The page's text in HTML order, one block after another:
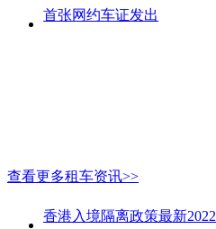
首张网约车证发出
查看更多租车资讯>>
香港入境隔离政策最新2022